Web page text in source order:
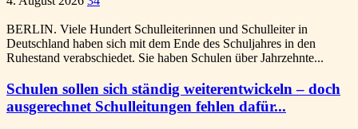
BERLIN. Viele Hundert Schulleiterinnen und Schulleiter in
Deutschland haben sich mit dem Ende des Schuljahres in den
Ruhestand verabschiedet. Sie haben Schulen über Jahrzehnte...
Schulen sollen sich ständig weiterentwickeln – doch
ausgerechnet Schulleitungen fehlen dafür...